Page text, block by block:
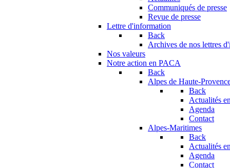
Communiqués de presse
Revue de presse
Lettre d'information
Back
Archives de nos lettres
Nos valeurs
Notre action en PACA
Back
Alpes de Haute-
Back
Actualités
Agenda
Contact
Alpes-Maritimes
Back
Actualités
Agenda
Contact